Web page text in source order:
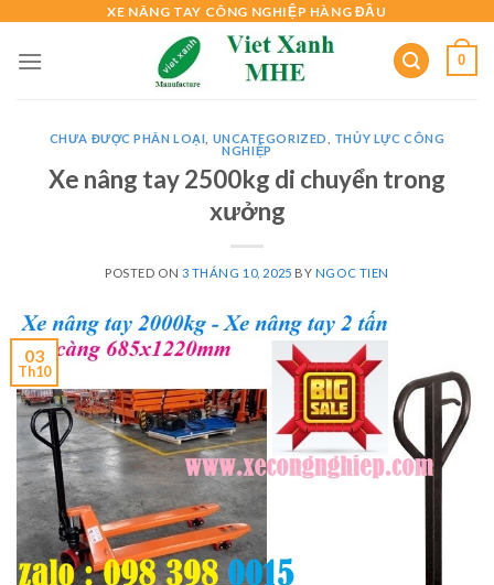
content
XE NÂNG TAY CÔNG NGHIỆP HÀNG ĐẦU
0
CHƯA ĐƯỢC PHÂN LOẠI UNCATEGORIZED
THỦY LỰC CÔNG
NGHIỆP
Xe nâng tay 2500kg di chuyển trong
xưởng
POSTED ON 3 THÁNG 10, 2025 BY NGOC TIEN
03
Th10